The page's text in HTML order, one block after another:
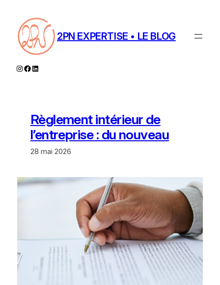
contenu
2PN EXPERTISE • LE BLOG
Instagram
Facebook
LinkedIn
Règlement intérieur de
l’entreprise : du nouveau
28 mai 2026